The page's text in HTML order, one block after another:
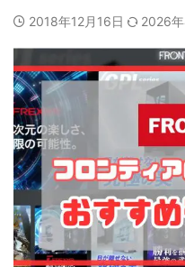
2018年12月16日 2026